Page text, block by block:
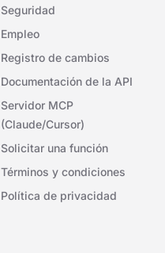
Seguridad
Empleo
Registro de cambios
Documentación de la API
Servidor MCP
(Claude/Cursor)
Solicitar una función
Términos y condiciones
Política de privacidad